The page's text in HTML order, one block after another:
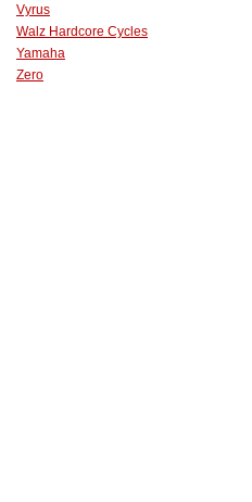
Vyrus
Walz Hardcore Cycles
Yamaha
Zero